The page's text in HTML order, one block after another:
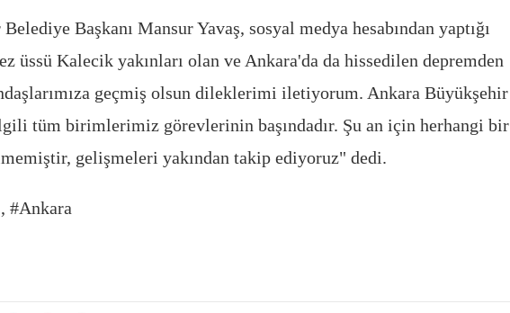
Başkanı Mansur Yavaş, sosyal medya hesabından yaptığı
üssü Kalecik yakınları olan ve Ankara'da da hissedilen depremden
geçmiş olsun dileklerimi iletiyorum. Ankara Büyükşehir
tüm birimlerimiz görevlerinin başındadır. Şu an için herhangi bir
gelişmeleri yakından takip ediyoruz" dedi.
#Ankara